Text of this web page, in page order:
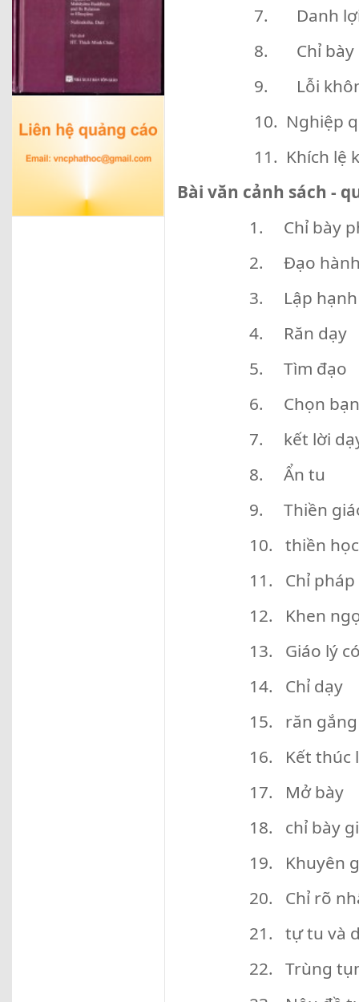
7. Danh lợi
8. Chỉ bày
9. Lỗi
10. Nghiệp
11. Khích lệ
Bài văn cảnh sách -
1. Chỉ bày
2. Đạo hành
3. Lập hạnh
4. Răn dạy
5. Tìm đạo
6. Chọn bạn
7. kết lời
8. Ẩn tu
9. Thiền
10. thiền
11. Chỉ pháp
12. Khen
13. Giáo lý
14. Chỉ dạy
15. răn
16. Kết thúc
17. Mở bày
18. chỉ bày
19. Khuyên
20. Chỉ rõ
21. tự tu và
22. Trùng